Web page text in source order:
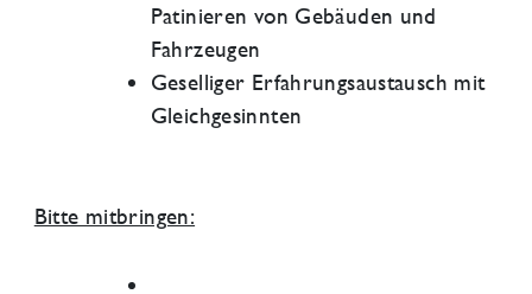
Patinieren von Gebäuden und
Fahrzeugen
Geselliger Erfahrungsaustausch mit
Gleichgesinnten
Bitte mitbringen: